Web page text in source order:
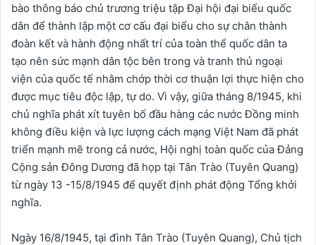
bào thông báo chủ trương triệu tập Đại hội đại biểu quốc
dân để thành lập một cơ cấu đại biểu cho sự chân thành
đoàn kết và hành động nhất trí của toàn thể quốc dân ta
tạo nên sức mạnh dân tộc bên trong và tranh thủ ngoại
viện của quốc tế nhằm chớp thời cơ thuận lợi thực hiện cho
được mục tiêu độc lập, tự do. Vì vậy, giữa tháng 8/1945, khi
chủ nghĩa phát xít tuyên bố đầu hàng các nước Đồng minh
không điều kiện và lực lượng cách mạng Việt Nam đã phát
triển mạnh mẽ trong cả nước, Hội nghị toàn quốc của Đảng
Cộng sản Đông Dương đã họp tại Tân Trào (Tuyên Quang)
từ ngày 13 -15/8/1945 để quyết định phát động Tổng khởi
nghĩa.
Ngày 16/8/1945, tại đình Tân Trào (Tuyên Quang), Chủ tịch